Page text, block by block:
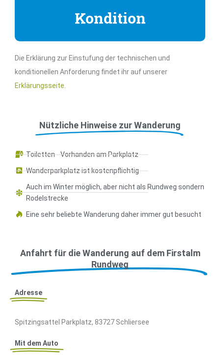
Kondition
Die Erklärung zur Einstufung der technischen und
konditionellen Anforderung findet ihr auf unserer
Erklärungsseite
Nützliche Hinweise zur Wanderung
Toiletten - Vorhanden am Parkplatz
Wanderparkplatz ist kostenpflichtig
Auch im Winter möglich, aber nicht als Rundweg sondern
Rodelstrecke
Eine sehr beliebte Wanderung daher immer gut besucht
Anfahrt für die Wanderung auf dem Firstalm
Rundweg
Adresse
Spitzingsattel Parkplatz, 83727 Schliersee
Mit dem Auto